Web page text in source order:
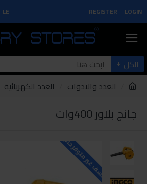
LOGIN
REGISTER
LE
الكل
العدد والادوات
العدد الكهربائية
جانج بلاور 400وات
للاسف غير متوفر حاليا